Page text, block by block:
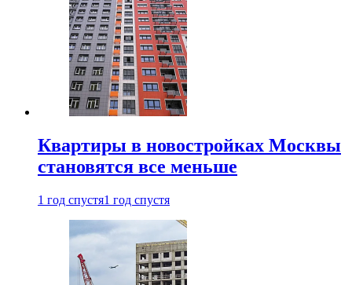
Квартиры в новостройках Москвы
становятся все меньше
1 год спустя1 год спустя